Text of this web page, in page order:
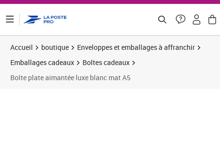
Accueil boutique
Enveloppes et emballages à affranchir
Emballages cadeaux
Boîtes cadeaux
Boîte plate aimantée luxe blanc mat A5